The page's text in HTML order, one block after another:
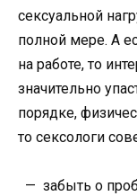
сексуальной
полной мере. А
на работе, то
значительно
порядке,
то сексологи
— забыть о